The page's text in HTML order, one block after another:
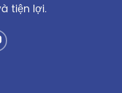
tiện lợi.